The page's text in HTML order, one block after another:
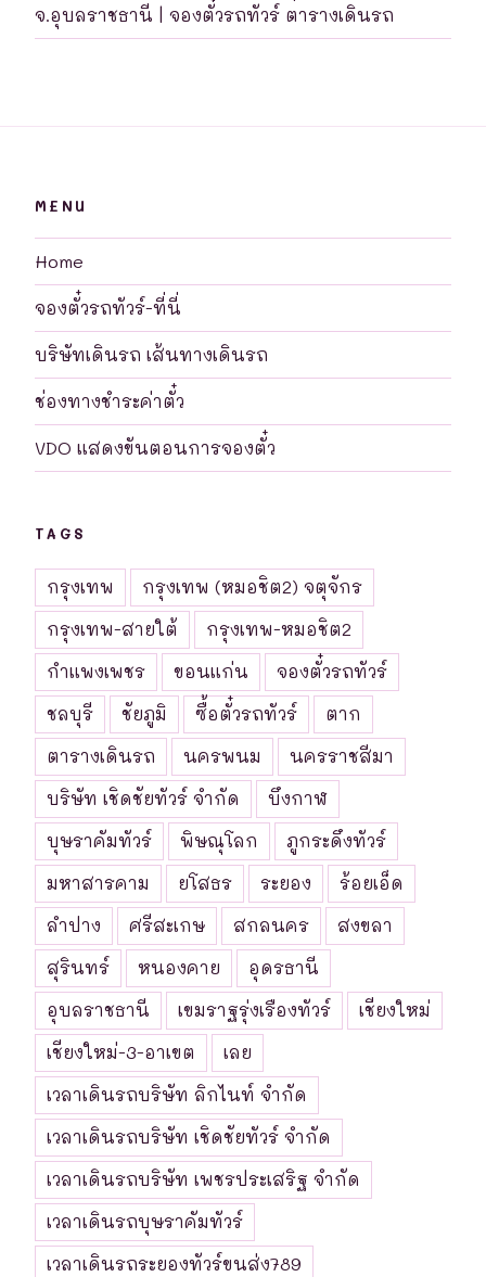
จ.อุบลราชธานี | จองตั๋วรถทัวร์ ตารางเดินรถ
MENU
Home
จองตั๋วรถทัวร์-ที่นี่
บริษัทเดินรถ เส้นทางเดินรถ
ช่องทางชำระค่าตั๋ว
VDO แสดงขันตอนการจองตั๋ว
TAGS
กรุงเทพ
กรุงเทพ (หมอชิต2) จตุจักร
กรุงเทพ-สายใต้
กรุงเทพ-หมอชิต2
กำแพงเพชร
ขอนแก่น
จองตั๋วรถทัวร์
ชลบุรี
ชัยภูมิ ซื้อตั๋วรถทัวร์
ตาก
ตารางเดินรถ
นครพนม
นครราชสีมา
บริษัท เชิดชัยทัวร์ จำกัด
บึงกาฬ
บุษราคัมทัวร์
พิษณุโลก
ภูกระดึงทัวร์
มหาสารคาม
ยโสธร ระยอง
ร้อยเอ็ด
ลำปาง
ศรีสะเกษ สกลนคร
สงขลา
สุรินทร์
หนองคาย
อุดรธานี
อุบลราชธานี
เขมราฐรุ่งเรืองทัวร์
เชียงใหม่
เชียงใหม่-3-อาเขต
เลย
เวลาเดินรถบริษัท ลิกไนท์ จำกัด
เวลาเดินรถบริษัท เชิดชัยทัวร์ จำกัด
เวลาเดินรถบริษัท เพชรประเสริฐ จำกัด
เวลาเดินรถบุษราคัมทัวร์
เวลาเดินรถระยองทัวร์ขนส่ง789